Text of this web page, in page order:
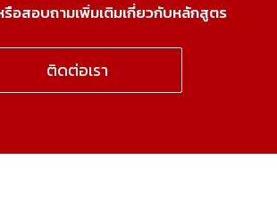
อสอบถามเพิ่มเติมเกี่ยวกับหลักสูตร
ติดต่อเรา